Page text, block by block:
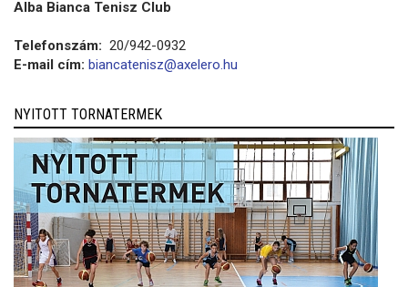
Alba Bianca Tenisz Club
Telefonszám: 20/942-0932
E-mail cím: biancatenisz@axelero.hu
NYITOTT TORNATERMEK